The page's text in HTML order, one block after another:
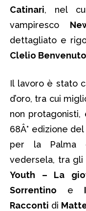
Catinari, nel
vampiresco
dettagliato e
Clelio Benvenuto
Il lavoro è stato
d’oro, tra cui
non
68Â° edizione del
per la Palma
vedersela, tra gli
Youth – La
Sorrentino e
Racconti di